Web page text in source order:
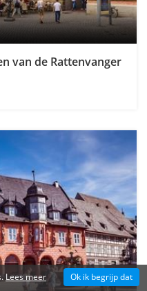
van de Rattenvanger
Lees meer Ok ik begrijp dat